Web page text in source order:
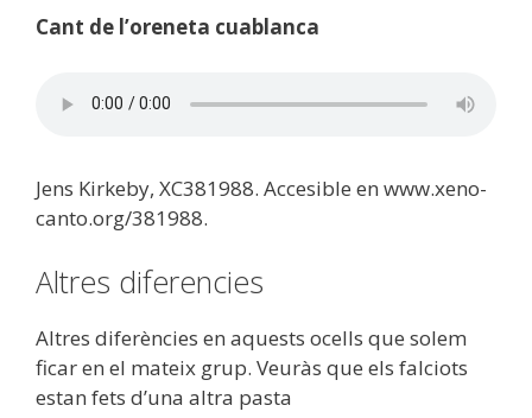
Cant de l’oreneta cuablanca
Jens Kirkeby, XC381988. Accesible en www.xeno-
canto.org/381988.
Altres diferencies
Altres diferències en aquests ocells que solem
ficar en el mateix grup. Veuràs que els falciots
estan fets d’una altra pasta